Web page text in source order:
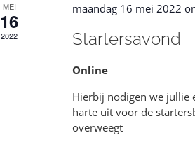
MEI
16
2022
maandag 16 mei 2022
Startersavond
Online
Hierbij nodigen we jullie
harte uit voor de
overweegt